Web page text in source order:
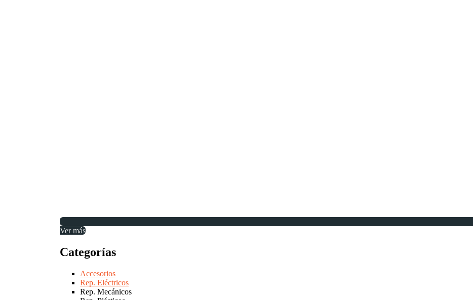
Ver más
Categorías
Accesorios
Rep. Eléctricos
Rep. Mecánicos